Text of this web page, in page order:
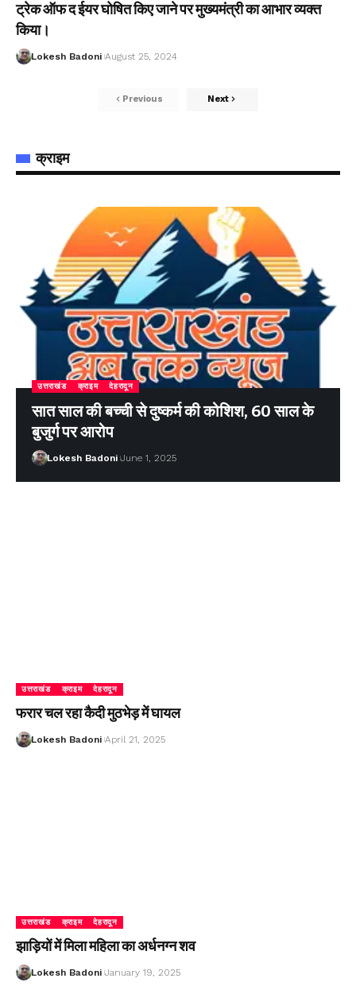
ट्रेक ऑफ द ईयर घोषित किए जाने पर मुख्यमंत्री का आभार व्यक्त
किया।
Lokesh Badoni August 25, 2024
Previous Next
क्राइम
उत्तराखंड क्राइम देहरादून
सात साल की बच्ची से दुष्कर्म की कोशिश, 60 साल के
बुजुर्ग पर आरोप
Lokesh Badoni June 1, 2025
उत्तराखंड क्राइम देहरादून
फरार चल रहा कैदी मुठभेड़ में घायल
Lokesh Badoni April 21, 2025
उत्तराखंड क्राइम देहरादून
झाड़ियों में मिला महिला का अर्धनग्न शव
Lokesh Badoni January 19, 2025